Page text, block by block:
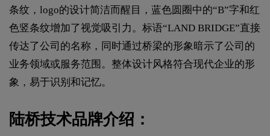
条纹，logo的设计简洁而醒目，蓝色圆圈中的“B”字和红
色竖条纹增加了视觉吸引力。标语“LAND BRIDGE”直接
传达了公司的名称，同时通过桥梁的形象暗示了公司的
业务领域或服务范围。整体设计风格符合现代企业的形
象，易于识别和记忆。
陆桥技术品牌介绍：